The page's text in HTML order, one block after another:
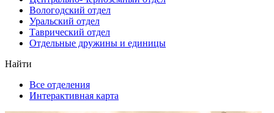
Вологодский отдел
Уральский отдел
Таврический отдел
Отдельные дружины и единицы
Найти
Все отделения
Интерактивная карта